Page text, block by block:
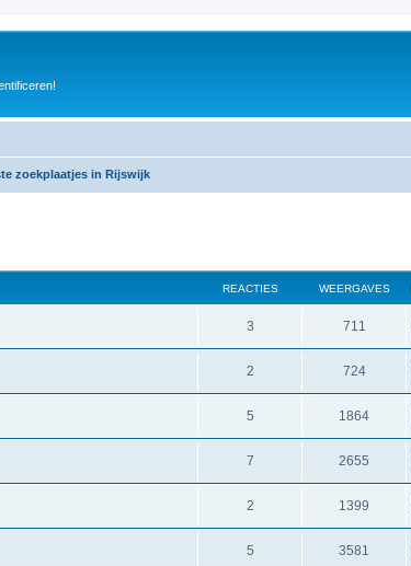
zoekplaatjes in Rijswijk
REACTIES WEERGAVES
3 711
2 724
5 1864
7 2655
2 1399
5 3581